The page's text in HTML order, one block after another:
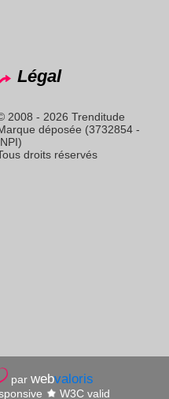
Légal
2008 - 2026 Trenditude
déposée (3732854 -
droits réservés
parwebvaloris
W3C valid